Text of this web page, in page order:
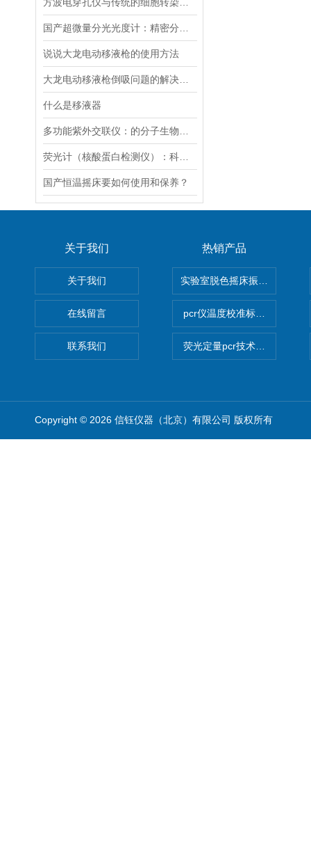
说说大龙电动移液枪的使用方法
什么是移液器
国产恒温摇床要如何使用和保养？
关于我们
关于我们
在线留言
联系我们
热销产品
实验室脱色摇床振荡器
pcr仪温度校准标定设备
荧光定量pcr技术定制化服务
Copyright © 2026 信钰仪器（北京）有限公司 版权所有